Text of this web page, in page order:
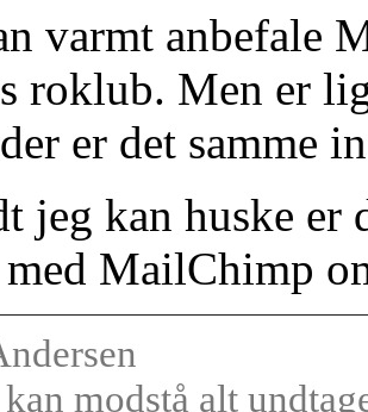
varmt anbefale
roklub. Men er
er det samme
jeg kan huske er
MailChimp
modstå alt